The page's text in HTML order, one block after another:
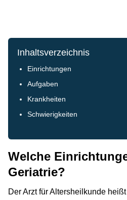
Inhaltsverzeichnis
Einrichtungen
Aufgaben
Krankheiten
Schwierigkeiten
Welche
Geriatrie?
Der Arzt für Altersheilkunde